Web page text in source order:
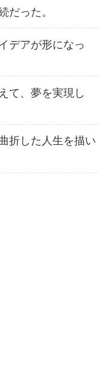
だった。
デアが形になっ
て、夢を実現し
折した人生を描い